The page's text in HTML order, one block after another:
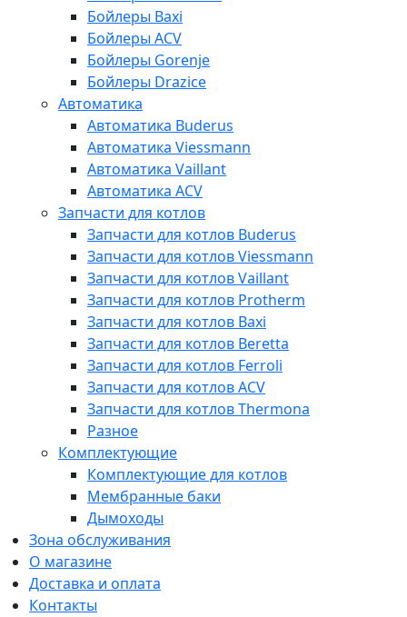
Бойлеры Baxi
Бойлеры ACV
Бойлеры Gorenje
Бойлеры Drazice
Автоматика
Автоматика Buderus
Автоматика Viessmann
Автоматика Vaillant
Автоматика ACV
Запчасти для котлов
Запчасти для котлов Buderus
Запчасти для котлов Viessmann
Запчасти для котлов Vaillant
Запчасти для котлов Protherm
Запчасти для котлов Baxi
Запчасти для котлов Beretta
Запчасти для котлов Ferroli
Запчасти для котлов ACV
Запчасти для котлов Thermona
Разное
Комплектующие
Комплектующие для котлов
Мембранные баки
Дымоходы
Зона обслуживания
О магазине
Доставка и оплата
Контакты